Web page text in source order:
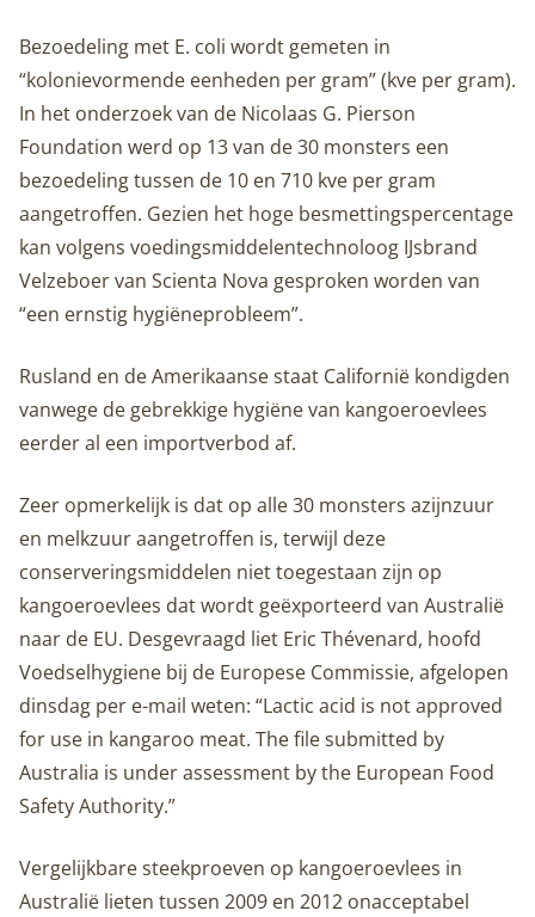
Bezoedeling met E. coli wordt gemeten in
“kolonievormende eenheden per gram” (kve per gram).
In het onderzoek van de Nicolaas G. Pierson
Foundation werd op 13 van de 30 monsters een
bezoedeling tussen de 10 en 710 kve per gram
aangetroffen. Gezien het hoge besmettingspercentage
kan volgens voedingsmiddelentechnoloog IJsbrand
Velzeboer van Scienta Nova gesproken worden van
“een ernstig hygiëneprobleem”.
Rusland en de Amerikaanse staat Californië kondigden
vanwege de gebrekkige hygiëne van kangoeroevlees
eerder al een importverbod af.
Zeer opmerkelijk is dat op alle 30 monsters azijnzuur
en melkzuur aangetroffen is, terwijl deze
conserveringsmiddelen niet toegestaan zijn op
kangoeroevlees dat wordt geëxporteerd van Australië
naar de EU. Desgevraagd liet Eric Thévenard, hoofd
Voedselhygiene bij de Europese Commissie, afgelopen
dinsdag per e-mail weten: “Lactic acid is not approved
for use in kangaroo meat. The file submitted by
Australia is under assessment by the European Food
Safety Authority.”
Vergelijkbare steekproeven op kangoeroevlees in
Australië lieten tussen 2009 en 2012 onacceptabel